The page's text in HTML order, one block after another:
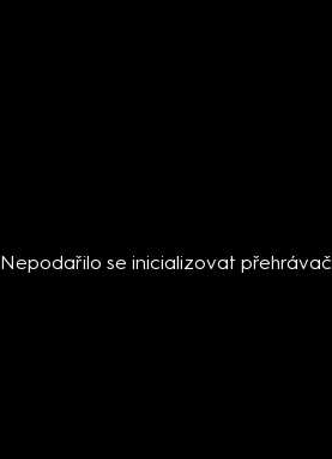
Nepodařilo se inicializovat přehrávač